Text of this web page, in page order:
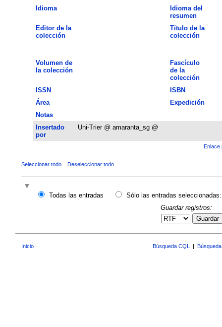
Idioma
Idioma del
resumen
Editor de la
colección
Título de la
colección
Volumen de
la colección
Fascículo
de la
colección
ISSN
ISBN
Área
Expedición
Notas
Insertado
por
Uni-Trier @ amaranta_sg @
Enlace
Seleccionar todo Deseleccionar todo
Todas las entradas
Sólo las entradas seleccionadas:
Guardar registros:
Guardar
Inicio Búsqueda CQL